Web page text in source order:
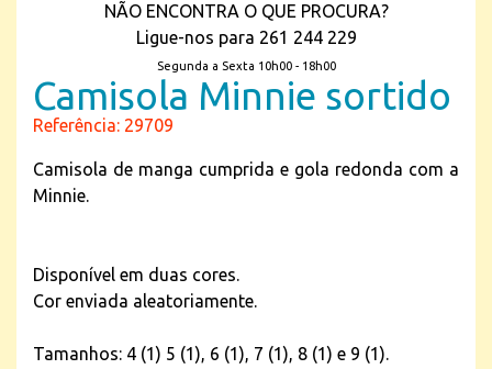
NÃO ENCONTRA O QUE PROCURA?
Ligue-nos para 261 244 229
Segunda a Sexta 10h00 - 18h00
Camisola Minnie sortido
Referência: 29709
Camisola de manga cumprida e gola redonda com a
Minnie.
Disponível em duas cores.
Cor enviada aleatoriamente.
Tamanhos: 4 (1) 5 (1), 6 (1), 7 (1), 8 (1) e 9 (1).